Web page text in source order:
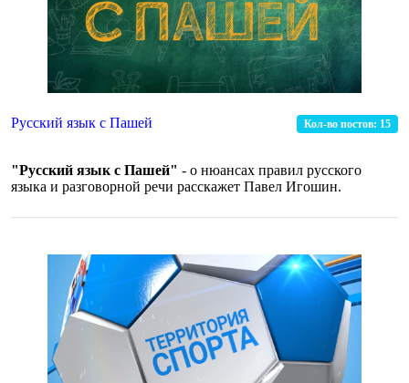
Русский язык с Пашей Кол-во постов: 15
"Русский язык с Пашей" - о нюансах правил русского
языка и разговорной речи расскажет Павел Игошин.